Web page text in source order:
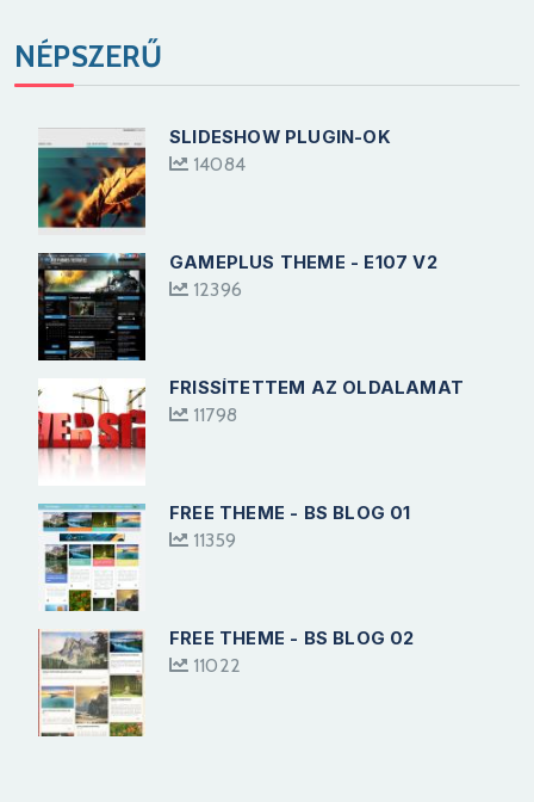
NÉPSZERŰ
SLIDESHOW PLUGIN-OK
14084
GAMEPLUS THEME - E107 V2
12396
FRISSÍTETTEM AZ OLDALAMAT
11798
FREE THEME - BS BLOG 01
11359
FREE THEME - BS BLOG 02
11022